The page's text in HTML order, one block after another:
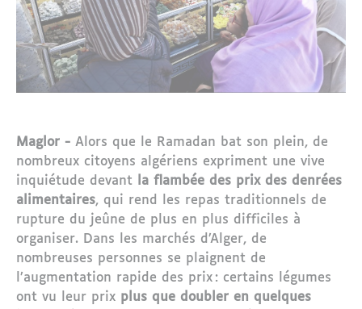
Maglor - Alors que le Ramadan bat son plein, de
nombreux citoyens algériens expriment une vive
inquiétude devant
la flambée des prix des denrées
alimentaires, qui rend les repas traditionnels de
rupture du jeûne de plus en plus difficiles à
organiser. Dans les marchés d’Alger, de
nombreuses personnes se plaignent de
l’augmentation rapide des prix : certains légumes
ont vu leur prix plus que doubler en quelques